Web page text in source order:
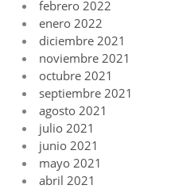
febrero 2022
enero 2022
diciembre 2021
noviembre 2021
octubre 2021
septiembre 2021
agosto 2021
julio 2021
junio 2021
mayo 2021
abril 2021